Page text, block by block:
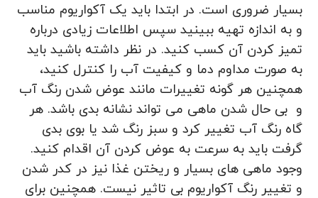
بسیار ضروری است. در ابتدا باید یک آکواریوم مناسب
و به اندازه تهیه ببینید سپس اطلاعات زیادی درباره
تمیز کردن آن کسب کنید. در نظر داشته باشید باید
به صورت مداوم دما و کیفیت آب را کنترل کنید،
همچنین هر گونه تغییرات مانند عوض شدن رنگ آب
و بی حال شدن ماهی می تواند نشانه بدی باشد. هر
گاه رنگ آب تغییر کرد و سبز رنگ شد یا بوی بدی
گرفت باید به سرعت به عوض کردن آن اقدام کنید.
وجود ماهی های بسیار و ریختن غذا نیز در کدر شدن
و تغییر رنگ آکواریوم بی تاثیر نیست. همچنین برای